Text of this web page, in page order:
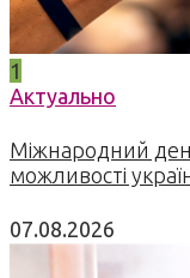
1
Актуально
Міжнародний
можливості
07.08.2026